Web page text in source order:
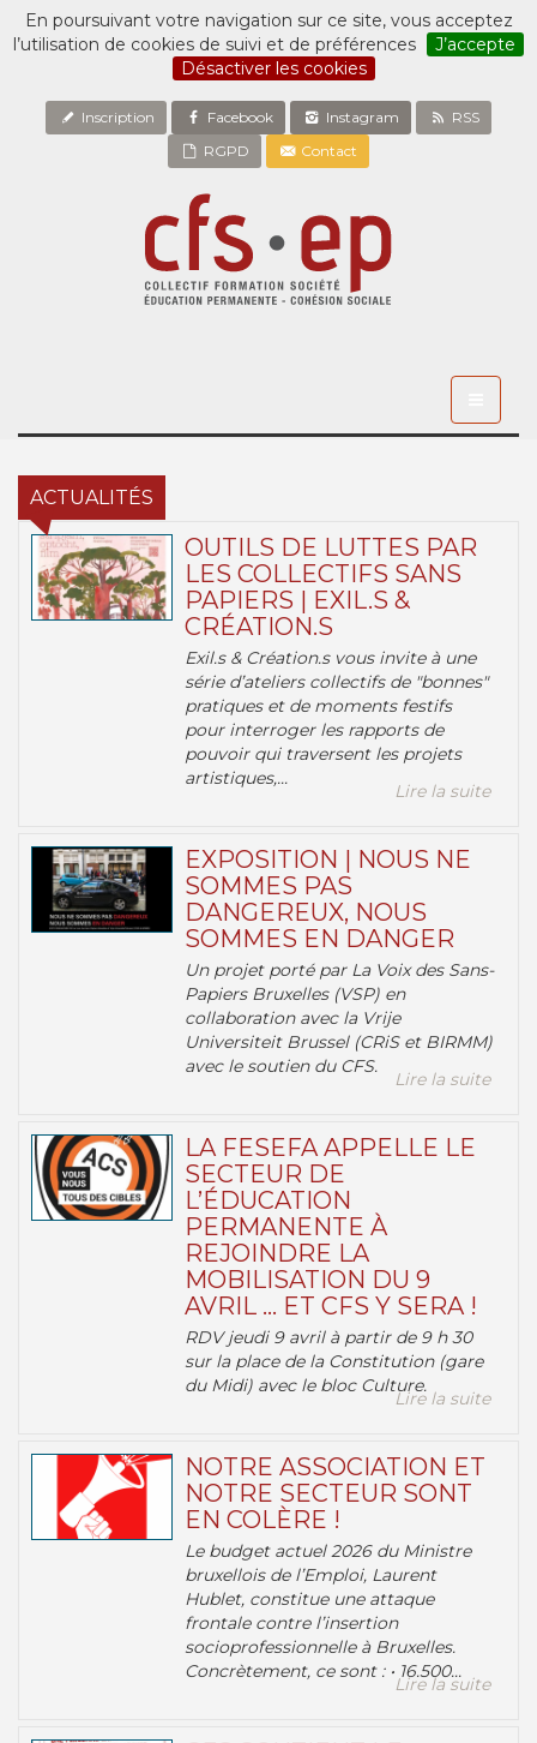
En poursuivant votre navigation sur ce site, vous acceptez
l’utilisation de cookies de suivi et de préférences
J’accepte
Désactiver les cookies
Inscription Facebook Instagram
RSS
RGPD
Contact
ACTUALITÉS
OUTILS DE LUTTES PAR
LES COLLECTIFS SANS
PAPIERS | EXIL.S &
CRÉATION.S
Exil.s & Création.s vous invite à une
série d’ateliers collectifs de "bonnes"
pratiques et de moments festifs
pour interroger les rapports de
pouvoir qui traversent les projets
artistiques,...
Lire la suite
EXPOSITION | NOUS NE
SOMMES PAS
DANGEREUX, NOUS
SOMMES EN DANGER
Un projet porté par La Voix des Sans-
Papiers Bruxelles (VSP) en
collaboration avec la Vrije
Universiteit Brussel (CRiS et BIRMM)
avec le soutien du CFS.
Lire la suite
LA FESEFA APPELLE LE
SECTEUR DE
L’ÉDUCATION
PERMANENTE À
REJOINDRE LA
MOBILISATION DU 9
AVRIL … ET CFS Y SERA !
RDV jeudi 9 avril à partir de 9 h 30
sur la place de la Constitution (gare
du Midi) avec le bloc Culture.
Lire la suite
NOTRE ASSOCIATION ET
NOTRE SECTEUR SONT
EN COLÈRE !
Le budget actuel 2026 du Ministre
bruxellois de l’Emploi, Laurent
Hublet, constitue une attaque
frontale contre l’insertion
socioprofessionnelle à Bruxelles.
Concrètement, ce sont : • 16.500...
Lire la suite